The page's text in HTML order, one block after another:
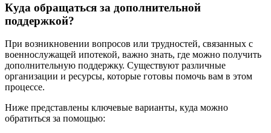
Куда обращаться за дополнительной
поддержкой?
При возникновении вопросов или трудностей, связанных с
военнослужащей ипотекой, важно знать, где можно получить
дополнительную поддержку. Существуют различные
организации и ресурсы, которые готовы помочь вам в этом
процессе.
Ниже представлены ключевые варианты, куда можно
обратиться за помощью: